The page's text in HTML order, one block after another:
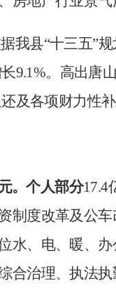
我县“十三五”
9.1%。高出唐
及各项财力性
。个人部分17.4
制度改革及公
水、电、暖、
合治理、执法